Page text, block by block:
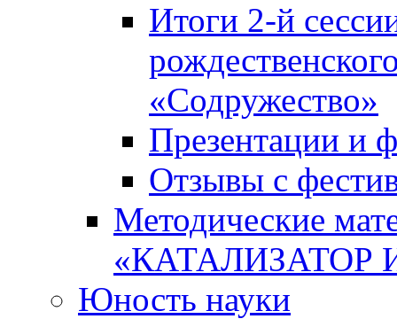
Итоги 2-й
«Содружество»
Презентации и
Отзывы с
Методические
«КАТАЛИЗАТОР
Юность науки